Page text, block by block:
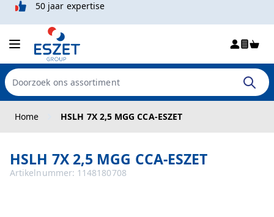
50 jaar expertise
Doorzoek de hele winkel
Home HSLH 7X 2,5 MGG CCA-ESZET
HSLH 7X 2,5 MGG CCA-ESZET
Artikelnummer: 1148180708